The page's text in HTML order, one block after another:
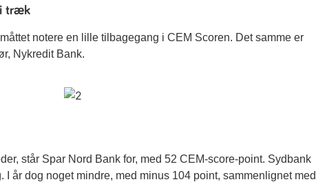
i træk
notere en lille tilbagegang i CEM Scoren. Det samme er
Nykredit Bank.
står Spar Nord Bank for, med 52 CEM-score-point. Sydbank
I år dog noget mindre, med minus 104 point, sammenlignet med